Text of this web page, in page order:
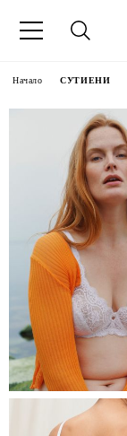
Начало СУТИЕНИ